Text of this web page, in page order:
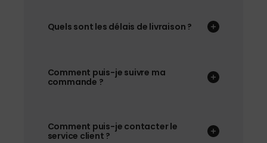
Quels sont les délais de livraison ?
Comment puis-je suivre ma
commande ?
Comment puis-je contacter le
service client ?